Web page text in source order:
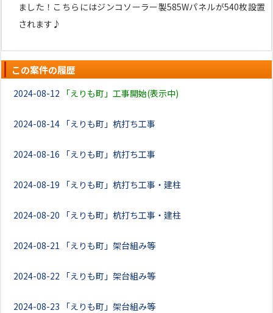
ました！こちらにはジンコソーラー製585Wパネルが540枚設置
されます♪
この案件の履歴
2024-08-12 「えりも町」工事開始(表示中)
2024-08-14 「えりも町」杭打ち工事
2024-08-16 「えりも町」杭打ち工事
2024-08-19 「えりも町」杭打ち工事・建柱
2024-08-20 「えりも町」杭打ち工事・建柱
2024-08-21 「えりも町」架台組み等
2024-08-22 「えりも町」架台組み等
2024-08-23 「えりも町」架台組み等